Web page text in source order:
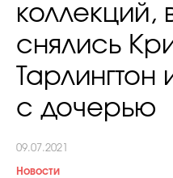
Хит недели от стилиста
коллекций,
снялись
с дочерью
09.07.2021
Новости